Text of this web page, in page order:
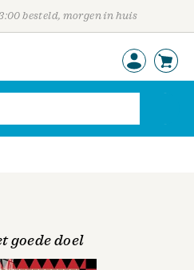
besteld, morgen in huis
goede doel